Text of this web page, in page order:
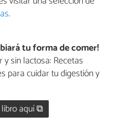
.
tu forma de comer!
sin lactosa: Recetas
para cuidar tu digestión y
aquí ⧉